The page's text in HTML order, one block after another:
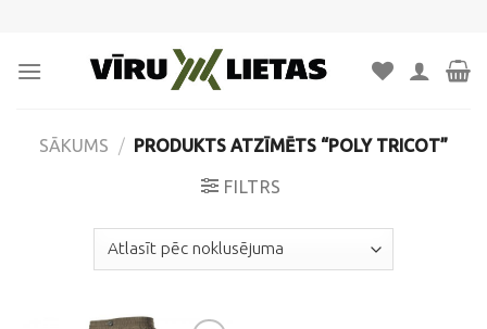
content
SĀKUMS / PRODUKTS ATZĪMĒTS “POLY TRICOT”
FILTRS